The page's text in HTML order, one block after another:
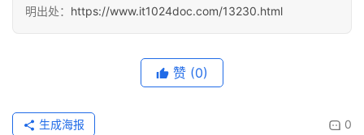
明出处： https://www.it1024doc.com/13230.html
赞 (0)
0
生成海报